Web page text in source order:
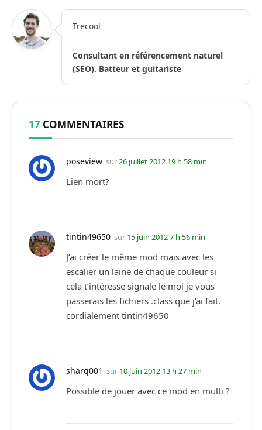
Trecool
Consultant en référencement naturel
(SEO). Batteur et guitariste
17 COMMENTAIRES
poseview sur26 juillet 2012 19 h 58 min
Lien mort?
tintin49650 sur 15 juin 2012 7 h 56 min
J’ai créer le même mod mais avec les
escalier un laine de chaque couleur si
cela t’intéresse signale le moi je vous
passerais les fichiers .class que j’ai fait.
cordialement tintin49650
sharq001 sur 10 juin 2012 13 h 27 min
Possible de jouer avec ce mod en multi ?